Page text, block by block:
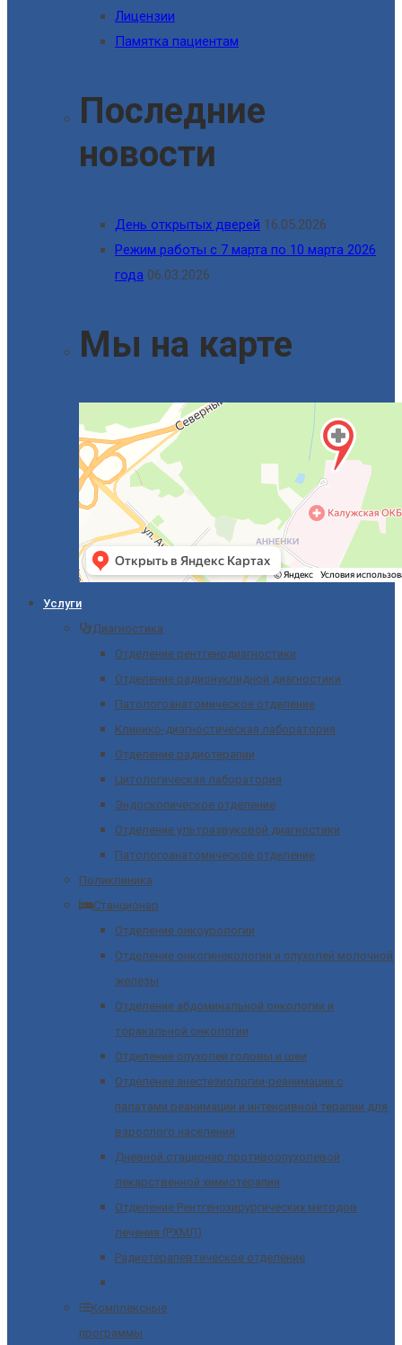
Лицензии
Памятка пациентам
Последние
новости
День открытых дверей 16.05.2026
Режим работы с 7 марта по 10 марта 2026
года 06.03.2026
Мы на карте
Услуги
Диагностика
Отделение рентгенодиагностики
Отделение радионуклидной диагностики
Патологоанатомическое отделение
Клинико-диагностическая лаборатория
Отделение радиотерапии
Цитологическая лаборатория
Эндоскопическое отделение
Отделение ультразвуковой диагностики
Патологоанатомическое отделение
Поликлиника
Станционар
Отделение онкоурологии
Отделение онкогинекологии и опухолей молочной
железы
Отделение абдоминальной онкологии и
торакальной онкологии
Отделение опухолей головы и шеи
Отделение анестезиологии-реанимации с
палатами реанимации и интенсивной терапии для
взрослого населения
Дневной стационар противоопухолевой
лекарственной химиотерапии
Отделение Рентгенохирургических методов
лечения (РХМЛ)
Радиотерапевтическое отделение
Комплексные
программы